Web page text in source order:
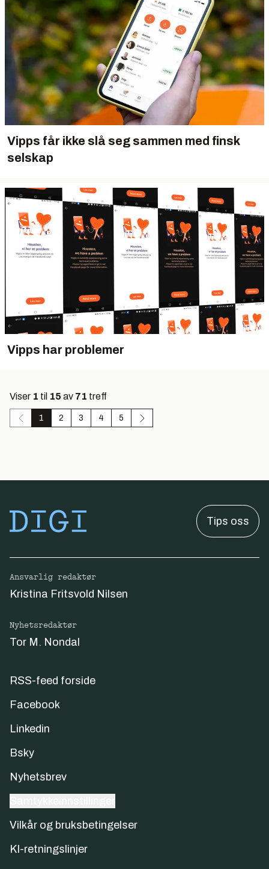
Vipps får ikke slå seg sammen med finsk
selskap
Vipps har problemer
Viser 1 til 15 av 71 treff
1 2 3 4 5
Tips oss
Ansvarlig redaktør
Kristina Fritsvold Nilsen
Nyhetsredaktør
Tor M. Nondal
RSS-feed forside
Facebook
Linkedin
Bsky
Nyhetsbrev
Vilkår og bruksbetingelser
KI-retningslinjer